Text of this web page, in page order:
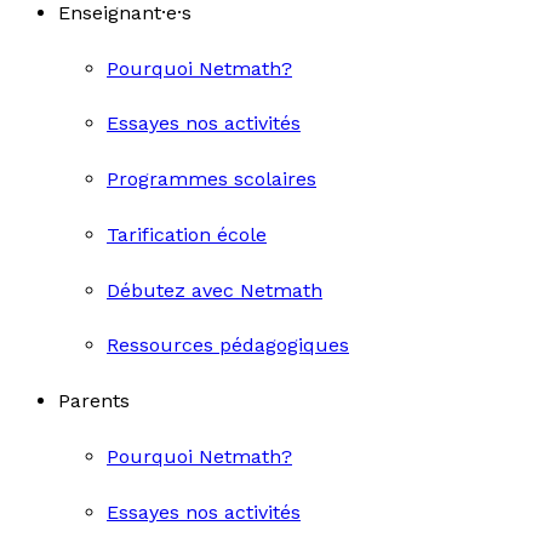
Enseignant·e·s
Pourquoi Netmath?
Essayes nos activités
Programmes scolaires
Tarification école
Débutez avec Netmath
Ressources pédagogiques
Parents
Pourquoi Netmath?
Essayes nos activités